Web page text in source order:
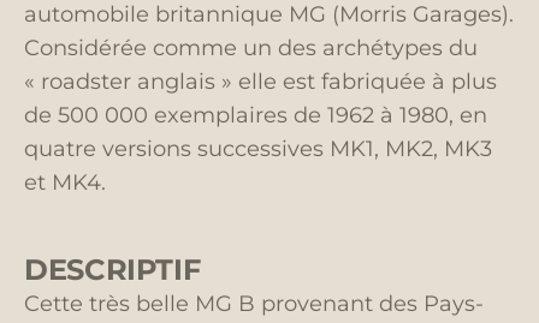
automobile britannique MG (Morris Garages).
Considérée comme un des archétypes du
« roadster anglais » elle est fabriquée à plus
de 500 000 exemplaires de 1962 à 1980, en
quatre versions successives MK1, MK2, MK3
et MK4.
DESCRIPTIF
Cette très belle MG B provenant des Pays-